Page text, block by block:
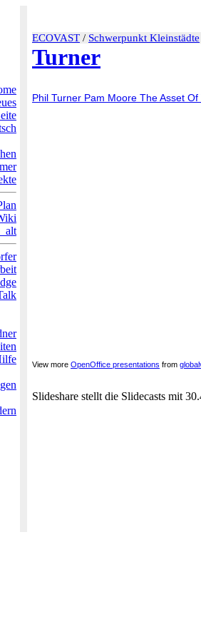
ECOVAST / Schwerpunkt Kleinstädte
Turner
Phil Turner Pam Moore The Asset
View more OpenOffice presentations from
Slideshare stellt die Slidecasts mit